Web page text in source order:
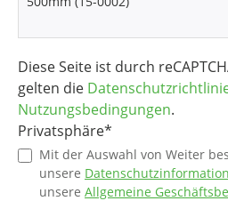
Diese Seite ist durch
gelten die
Nutzungsbedingungen.
Privatsphäre*
Mit der Auswahl von Weiter
unsere
unsere Allgemeine